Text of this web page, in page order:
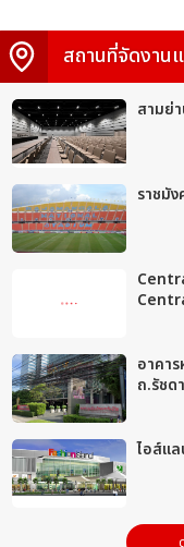
สถานที่จัดงาน
สามย่
ราชมั
อาคา
ถ.รัชด
ไอส์แ